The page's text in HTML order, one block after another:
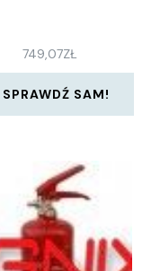
749,07ZŁ
SPRAWDŹ SAM!